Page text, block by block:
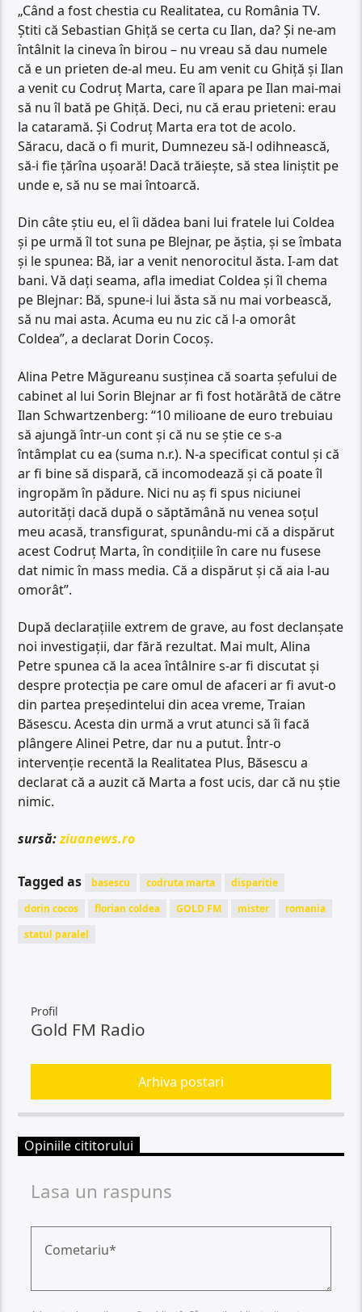
„Când a fost chestia cu Realitatea, cu România TV.
Știti că Sebastian Ghiță se certa cu Ilan, da? Și ne-am
întâlnit la cineva în birou – nu vreau să dau numele
că e un prieten de-al meu. Eu am venit cu Ghiță și Ilan
a venit cu Codruț Marta, care îl apara pe Ilan mai-mai
să nu îl bată pe Ghiță. Deci, nu că erau prieteni: erau
la cataramă. Și Codruț Marta era tot de acolo.
Săracu, dacă o fi murit, Dumnezeu să-l odihnească,
să-i fie țărîna ușoară! Dacă trăiește, să stea liniștit pe
unde e, să nu se mai întoarcă.
Din câte știu eu, el îi dădea bani lui fratele lui Coldea
și pe urmă îl tot suna pe Blejnar, pe ăștia, și se îmbata
și le spunea: Bă, iar a venit nenorocitul ăsta. I-am dat
bani. Vă dați seama, afla imediat Coldea și îl chema
pe Blejnar: Bă, spune-i lui ăsta să nu mai vorbească,
să nu mai asta. Acuma eu nu zic că l-a omorât
Coldea”, a declarat Dorin Cocoș.
Alina Petre Măgureanu susținea că soarta șefului de
cabinet al lui Sorin Blejnar ar fi fost hotărâtă de către
Ilan Schwartzenberg: “10 milioane de euro trebuiau
să ajungă într-un cont și că nu se știe ce s-a
întâmplat cu ea (suma n.r.). N-a specificat contul și că
ar fi bine să dispară, că incomodează și că poate îl
ingropăm în pădure. Nici nu aș fi spus niciunei
autorități dacă după o săptămână nu venea soțul
meu acasă, transfigurat, spunându-mi că a dispărut
acest Codruț Marta, în condițiile în care nu fusese
dat nimic în mass media. Că a dispărut și că aia l-au
omorât”.
După declarațiile extrem de grave, au fost declanșate
noi investigații, dar fără rezultat. Mai mult, Alina
Petre spunea că la acea întâlnire s-ar fi discutat și
despre protecția pe care omul de afaceri ar fi avut-o
din partea președintelui din acea vreme, Traian
Băsescu. Acesta din urmă a vrut atunci să îi facă
plângere Alinei Petre, dar nu a putut. Într-o
intervenție recentă la Realitatea Plus, Băsescu a
declarat că a auzit că Marta a fost ucis, dar că nu știe
nimic.
sursă:ziuanews.ro
Tagged as basescu codruta marta
disparitie
dorin cocos
florian coldea GOLD FM mister
romania
statul paralel
Profil
Gold FM Radio
Arhiva postari
Opiniile cititorului
Lasa un raspuns